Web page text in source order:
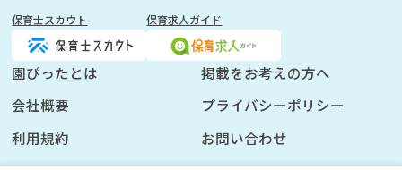
く
イ
ン
保育士スカウト 保育求人ガイド
園ぴったとは
掲載をお考えの方へ
会社概要
プライバシーポリシー
利用規約
お問い合わせ